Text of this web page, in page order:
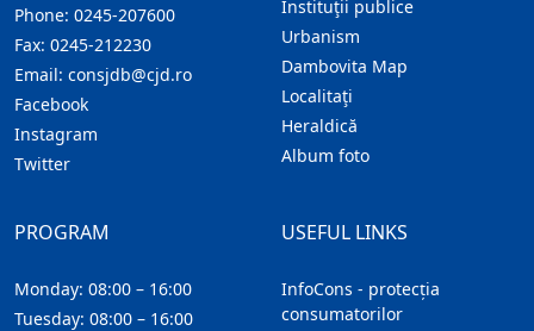
Phone: 0245-207600
Fax: 0245-212230
Email: consjdb@cjd.ro
Facebook
Instagram
Twitter
Instituţii publice
Urbanism
Dambovita Map
Localitaţi
Heraldică
Album foto
USEFUL LINKS
InfoCons - protecția
consumatorilor
PROGRAM
Monday: 08:00 – 16:00
Tuesday: 08:00 – 16:00